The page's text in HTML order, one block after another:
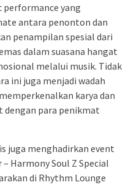
performance yang
antara penonton dan
penampilan spesial dari
dalam suasana hangat
melalui musik. Tidak
ini juga menjadi wadah
karya dan
dengan para penikmat
juga menghadirkan event
Harmony Soul Z Special
di Rhythm Lounge